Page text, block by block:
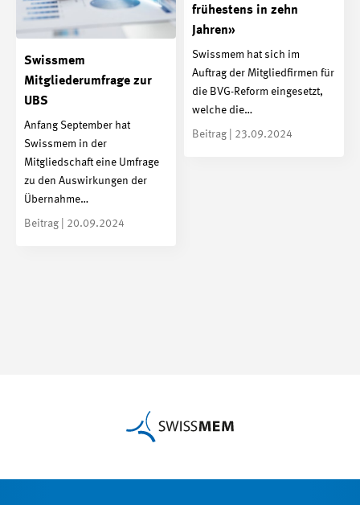
frühestens in zehn
Jahren»
Swissmem hat sich im
Auftrag der Mitgliedfirmen für
die BVG-Reform eingesetzt,
welche die…
Beitrag | 23.09.2024
Swissmem
Mitgliederumfrage zur
UBS
Anfang September hat
Swissmem in der
Mitgliedschaft eine Umfrage
zu den Auswirkungen der
Übernahme…
Beitrag | 20.09.2024